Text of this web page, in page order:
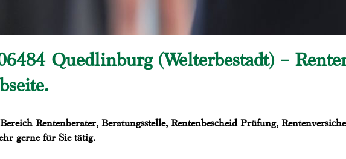
Quedlinburg (Welterbestadt) –
Rentenberater, Beratungsstelle, Rentenbescheid Prüfung,
gerne für Sie tätig.